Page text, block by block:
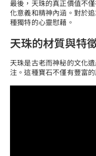
最後，天珠的真正價值不
化意義和精神內涵。對於
種獨特的心靈慰藉。
天珠的材質與特
天珠是古老而神秘的文化
注。這種寶石不僅有豐富